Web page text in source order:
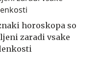
horoskopa so
zaradi vsake